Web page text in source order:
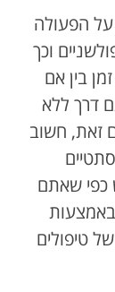
על הפעולה
וכך
בין אם
דרך ללא
זאת, חשוב
כפי שאתם
טיפולים